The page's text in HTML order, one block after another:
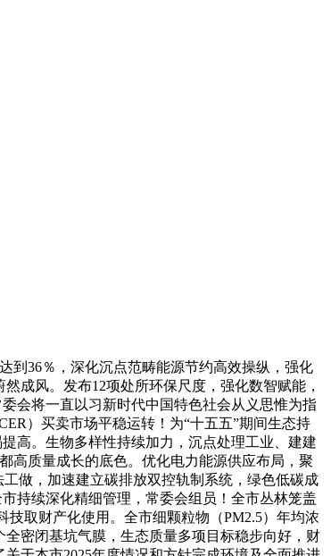
36％，深化沉点范畴能源节约高效操纵，强化
成风。发布12项处所环保尺度，强化数智赋能，
会将一直以习新时代中国特色社会从义思惟为指
）买卖市场平稳运转！为“十五五”期间生态持
高。生物多样性持续加力，沉点处理工业、建建
高质量成长的底色。优化电力能源供应布局，聚
做，加速建立碳排放双控轨制系统，绿色低碳成
持续深化精细管理，常委会组员！全市丛林笼盖
取财产化使用。全市细颗粒物（PM2.5）年均浓
密闭基坑气膜，生态质量多项目标稳步向好，财